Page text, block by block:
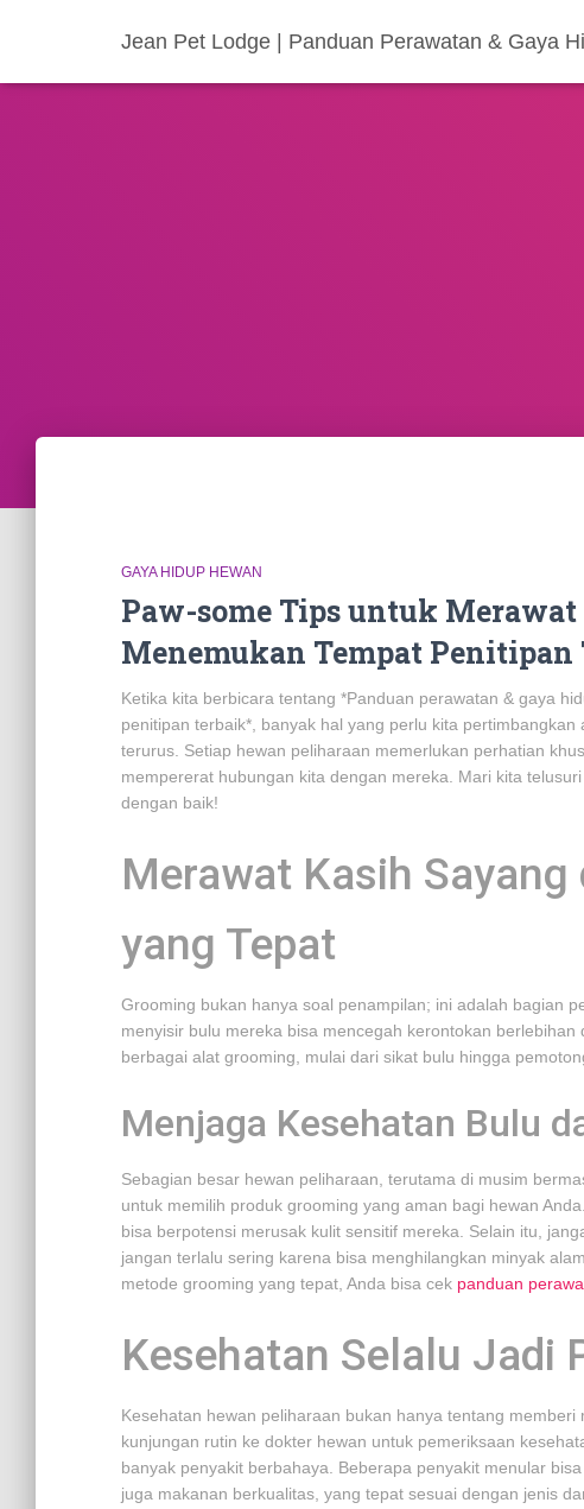
Jean Pet Lodge | Panduan Perawatan & Gaya
GAYA HIDUP HEWAN
Paw-some Tips untuk
Menemukan Tempat Penitipan
Ketika kita berbicara tentang *Panduan perawatan & gaya
penitipan terbaik*, banyak hal yang perlu kita
terurus. Setiap hewan peliharaan memerlukan perhatian
mempererat hubungan kita dengan mereka. Mari kita
dengan baik!
Merawat Kasih
yang Tepat
Grooming bukan hanya soal penampilan; ini adalah bagian
menyisir bulu mereka bisa mencegah kerontokan
berbagai alat grooming, mulai dari sikat bulu hingga
Menjaga Kesehatan Bulu
Sebagian besar hewan peliharaan, terutama di musim
untuk memilih produk grooming yang aman bagi hewan
bisa berpotensi merusak kulit sensitif mereka. Selain itu,
jangan terlalu sering karena bisa menghilangkan minyak
metode grooming yang tepat, Anda bisa cek panduan
Kesehatan Selalu Jadi
Kesehatan hewan peliharaan bukan hanya tentang
kunjungan rutin ke dokter hewan untuk pemeriksaan
banyak penyakit berbahaya. Beberapa penyakit menular
juga makanan berkualitas, yang tepat sesuai dengan jenis